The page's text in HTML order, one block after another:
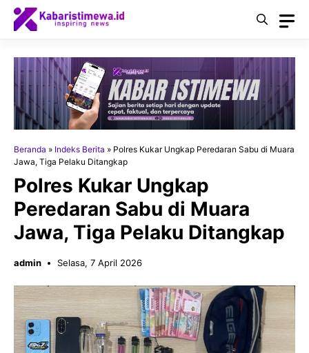
Langsung
Beranda » Indeks Berita » Polres Kukar Ungkap Peredaran Sabu di Muara
Jawa, Tiga Pelaku Ditangkap
Polres Kukar Ungkap
Peredaran Sabu di Muara
Jawa, Tiga Pelaku Ditangkap
admin Selasa, 7 April 2026